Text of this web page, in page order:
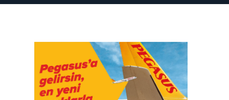
HAVACILIK • 30 OCA 2026
TAV’DAN TUNUS
AÇIKLAMASI: “ŞIRKETIMIZ
VE ÇALIŞANLARIMIZ
HAKKINDA YÜRÜTÜLEN
BIR SORUŞTURMA YOK”